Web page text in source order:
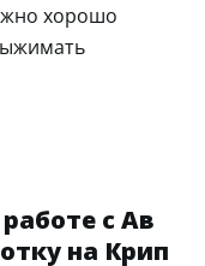
хорошо
с Ав
на Крип